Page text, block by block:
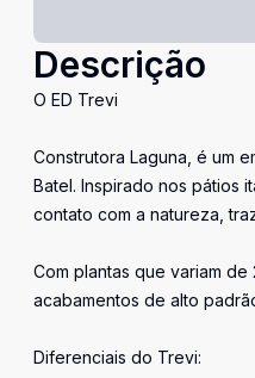
Descrição
O ED Trevi
Construtora Laguna, é um
Batel. Inspirado nos pátios
contato com a natureza,
Com plantas que variam
acabamentos de alto
Diferenciais do Trevi: